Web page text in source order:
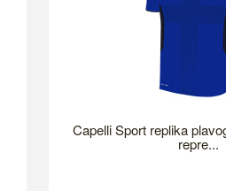
Capelli Sport replika
repre...